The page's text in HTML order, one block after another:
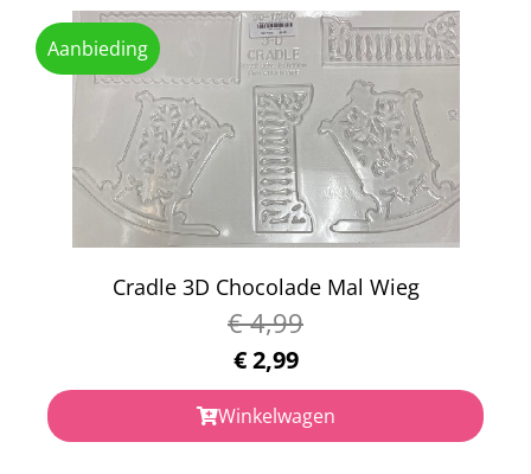
Aanbieding
Cradle 3D Chocolade Mal Wieg
€4,99
€2,99
Winkelwagen